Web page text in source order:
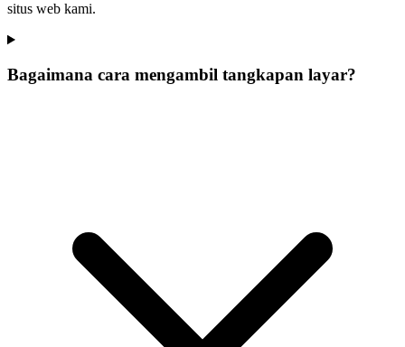
situs web kami.
Bagaimana cara mengambil tangkapan layar?